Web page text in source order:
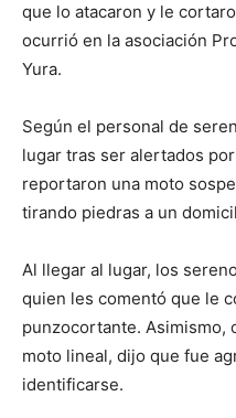
que lo atacaron y le
ocurrió en la asociación
Yura.
Según el personal de
lugar tras ser alertados
reportaron una moto
tirando piedras a un
Al llegar al lugar, los
quien les comentó que le
punzocortante. Asimismo,
moto lineal, dijo que fue
identificarse.